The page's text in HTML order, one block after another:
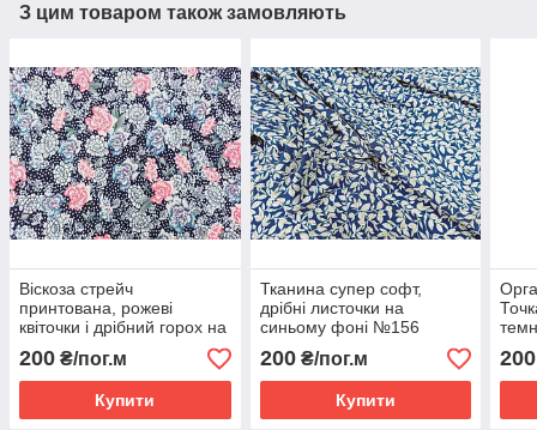
З цим товаром також замовляють
Віскоза стрейч
принтована, рожеві
квіточки і дрібний горох на
темно синьому фоні.
(ширина 1,70м) №818
200 ₴/пог.м
Купити
Тканина супер софт,
дрібні листочки на
синьому фоні №156
200₴/пог.м
Купити
200